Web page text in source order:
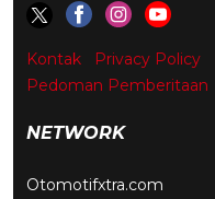
Kontak Privacy Policy
Pedoman Pemberitaan
NETWORK
Otomotifxtra.com